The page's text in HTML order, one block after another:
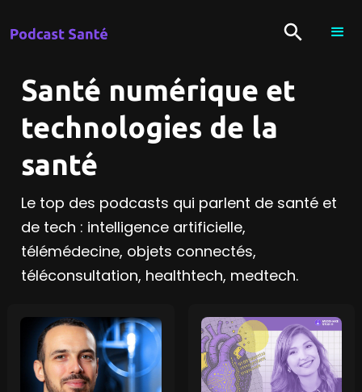
Santé numérique et
technologies de la
santé
Le top des podcasts qui parlent de santé et
de tech : intelligence artificielle,
télémédecine, objets connectés,
téléconsultation, healthtech, medtech.